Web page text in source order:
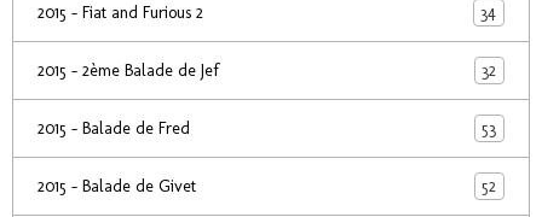
2015 - Fiat and Furious 2 34
2015 - 2ème Balade de Jef 32
2015 - Balade de Fred 53
2015 - Balade de Givet 52